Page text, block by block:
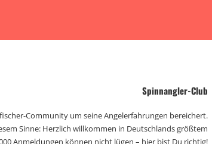
Spinnangler-Club
Community um seine Angelerfahrungen bereichert.
Sinne: Herzlich willkommen in Deutschlands größtem
Anmeldungen können nicht lügen – hier bist Du richtig!